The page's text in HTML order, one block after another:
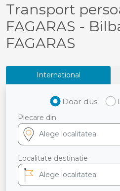
Transport
FAGARAS -
FAGARAS
International
Doar dus
Plecare din
Localitate destinatie